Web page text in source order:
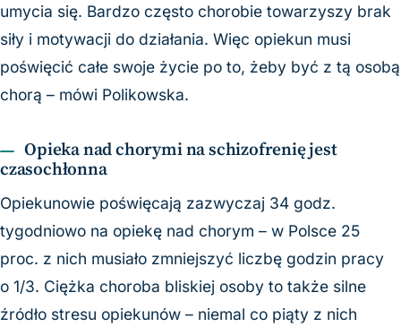
umycia się. Bardzo często chorobie towarzyszy brak
siły i motywacji do działania. Więc opiekun musi
poświęcić całe swoje życie po to, żeby być z tą osobą
chorą – mówi Polikowska.
Opieka nad chorymi na schizofrenię jest
czasochłonna
Opiekunowie poświęcają zazwyczaj 34 godz.
tygodniowo na opiekę nad chorym – w Polsce 25
proc. z nich musiało zmniejszyć liczbę godzin pracy
o 1/3. Ciężka choroba bliskiej osoby to także silne
źródło stresu opiekunów – niemal co piąty z nich